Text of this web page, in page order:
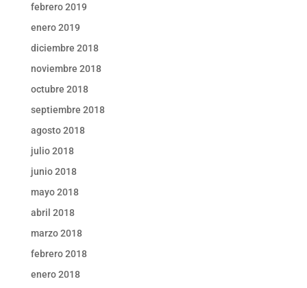
febrero 2019
enero 2019
diciembre 2018
noviembre 2018
octubre 2018
septiembre 2018
agosto 2018
julio 2018
junio 2018
mayo 2018
abril 2018
marzo 2018
febrero 2018
enero 2018